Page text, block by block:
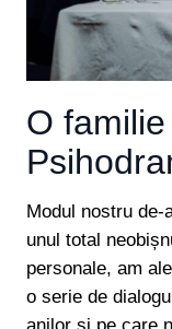
O
Modul nostru
unul total
personale, am
o serie de